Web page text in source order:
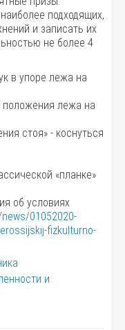
подходящих,
и записать их
не более 4
в упоре лежа на
положения лежа на
стоя» - коснуться
«планке»
об условиях
01052020-
fizkulturno-
и